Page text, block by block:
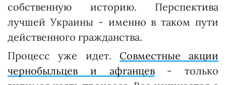
собственную историю. Перспектива
лучшей Украи­ны - именно в таком пути
действенного гражданства.
Процесс уже идет. Совмест­ные акции
чернобыльцев и афганцев- только